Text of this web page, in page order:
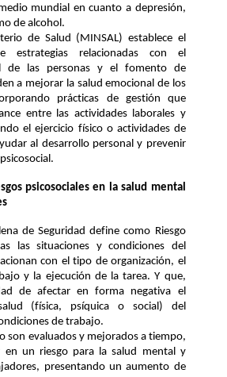
mundial en cuanto a depresión,
de alcohol.
de Salud (MINSAL) establece el
estrategias relacionadas con el
de
las personas y el fomento de
a mejorar la salud emocional de los
prácticas de gestión que
entre las actividades laborales y
el ejercicio físico o actividades de
al desarrollo personal y prevenir
psicosociales en la salud mental
de Seguridad define como Riesgo
las situaciones y condiciones del
con el tipo de organización, el
y la ejecución de la tarea. Y que,
de afectar en forma negativa el
(física, psíquica o social) del
de trabajo.
son evaluados y mejorados a tiempo,
en un riesgo para la salud mental y
, presentando un aumento de